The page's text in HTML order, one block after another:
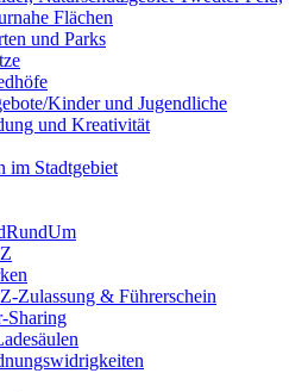
Flächen
und Parks
Kinder und Jugendliche
und Kreativität
im Stadtgebiet
Zulassung & Führerschein
Sharing